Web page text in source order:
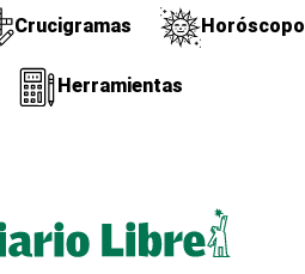
Crucigramas Horóscopo
Herramientas